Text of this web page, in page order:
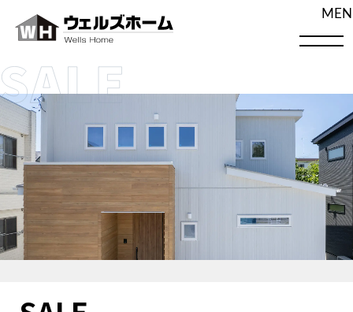
ホーム
おすすめの記事
お知らせ
コンセプト
保証・サポート
注文住宅
リフォーム
企画住宅
SmALL
施工事例
注文住宅
土地・建売
モデルハウス
会社案内
スタッフ紹介
採用情報
イベントを見る